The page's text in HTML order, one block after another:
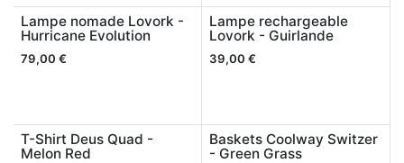
Lampe nomade Lovork -
Hurricane Evolution
79,00 €
Lampe rechargeable
Lovork - Guirlande
39,00 €
T-Shirt Deus Quad -
Melon Red
Baskets Coolway Switzer
- Green Grass